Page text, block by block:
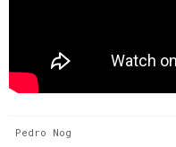
Pedro Nog